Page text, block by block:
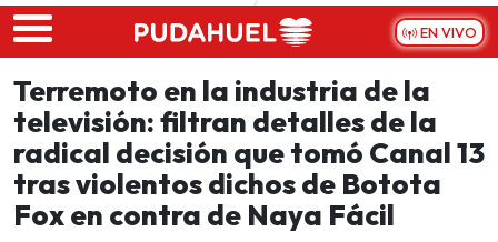
Skip to main content
EN VIVO
Terremoto en la industria de la
televisión: filtran detalles de la
radical decisión que tomó Canal 13
tras violentos dichos de Botota
Fox en contra de Naya Fácil